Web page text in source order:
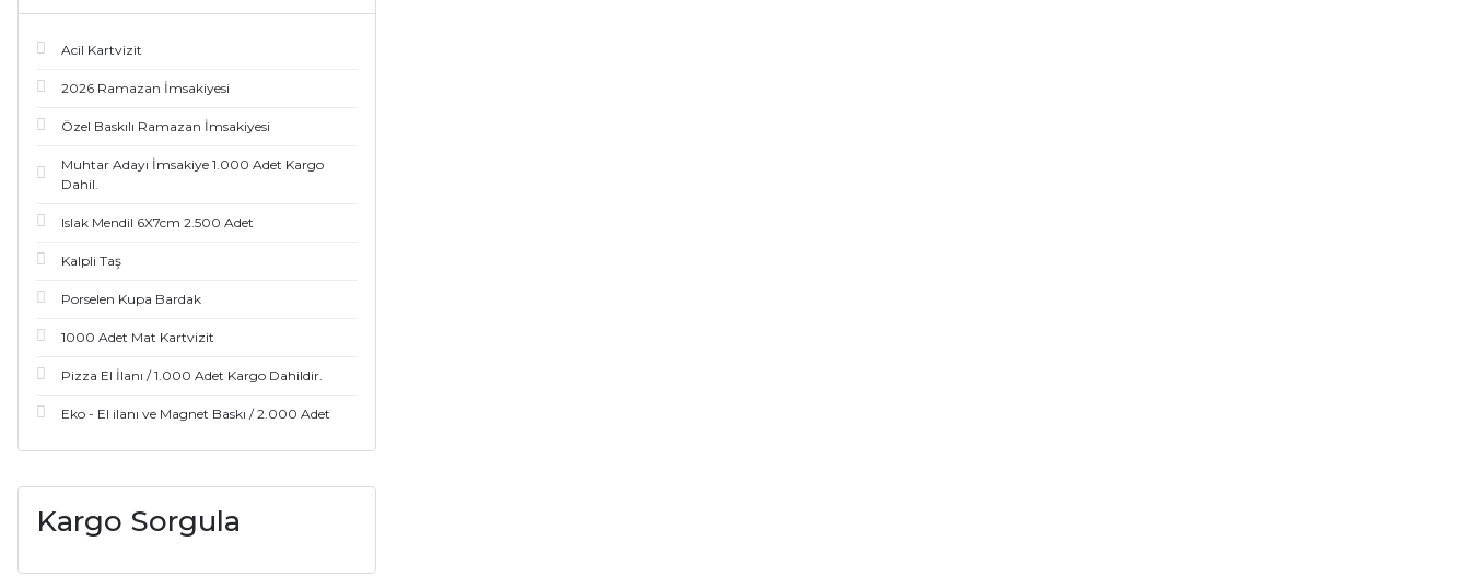
Acil Kartvizit
2026 Ramazan İmsakiyesi
Özel Baskılı Ramazan İmsakiyesi
Muhtar Adayı İmsakiye 1.000 Adet Kargo
Dahil.
Islak Mendil 6X7cm 2.500 Adet
Kalpli Taş
Porselen Kupa Bardak
1000 Adet Mat Kartvizit
Pizza El İlanı / 1.000 Adet Kargo Dahildir.
Eko - El ilanı ve Magnet Baskı / 2.000 Adet
Kargo Sorgula